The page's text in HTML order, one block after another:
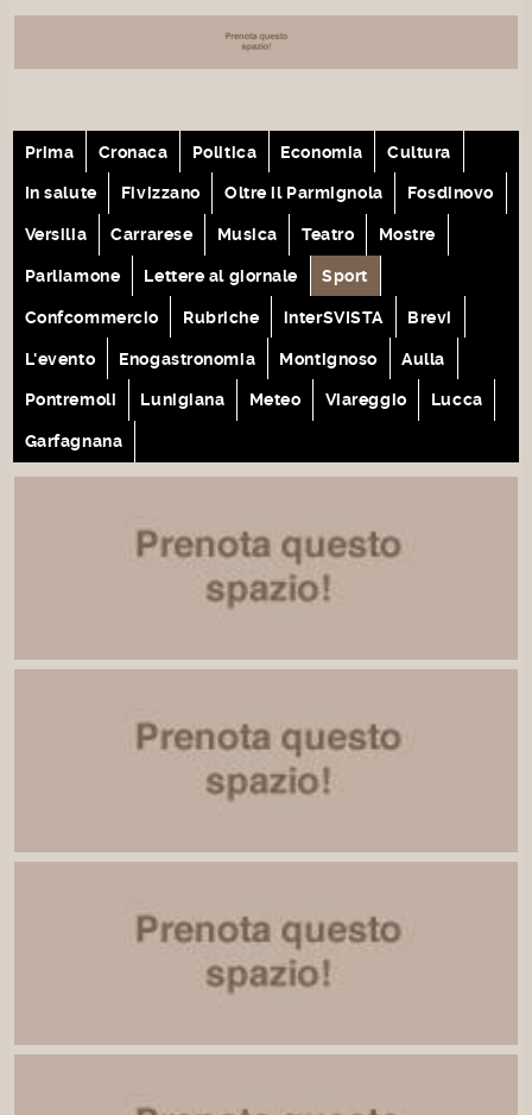
Prima Cronaca Politica Economia Cultura
In salute Fivizzano Oltre il Parmignola Fosdinovo
Versilia Carrarese Musica Teatro Mostre
Parliamone Lettere al giornale Sport
Confcommercio Rubriche interSVISTA Brevi
L'evento Enogastronomia Montignoso Aulla
Pontremoli Lunigiana Meteo Viareggio Lucca
Garfagnana